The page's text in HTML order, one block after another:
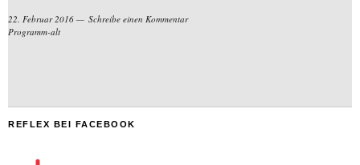
22. Februar 2016
Schreibe einen Kommentar
Programm-alt
REFLEX BEI FACEBOOK